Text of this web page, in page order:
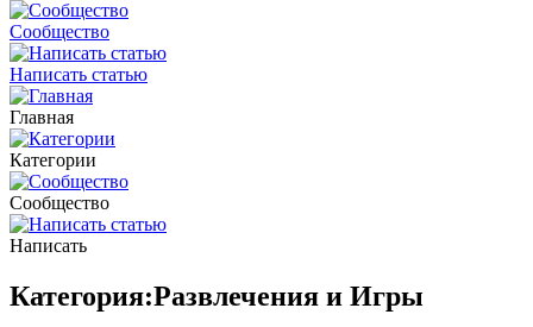
Сообщество
Написать статью
Главная
Категории
Сообщество
Написать
Категория:Развлечения и Игры